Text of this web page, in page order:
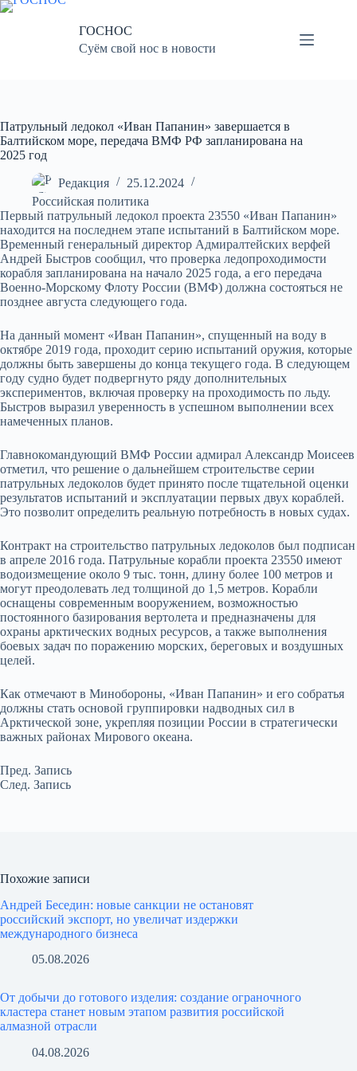
Перейти
ГОСНОС
Суём свой нос в новости
Патрульный ледокол «Иван Папанин» завершается в
Балтийском море, передача ВМФ РФ запланирована на
2025 год
Редакция
25.12.2024
Российская политика
Первый патрульный ледокол проекта 23550 «Иван Папанин»
находится на последнем этапе испытаний в Балтийском море.
Временный генеральный директор Адмиралтейских верфей
Андрей Быстров сообщил, что проверка ледопроходимости
корабля запланирована на начало 2025 года, а его передача
Военно-Морскому Флоту России (ВМФ) должна состояться не
позднее августа следующего года.
На данный момент «Иван Папанин», спущенный на воду в
октябре 2019 года, проходит серию испытаний оружия, которые
должны быть завершены до конца текущего года. В следующем
году судно будет подвергнуто ряду дополнительных
экспериментов, включая проверку на проходимость по льду.
Быстров выразил уверенность в успешном выполнении всех
намеченных планов.
Главнокомандующий ВМФ России адмирал Александр Моисеев
отметил, что решение о дальнейшем строительстве серии
патрульных ледоколов будет принято после тщательной оценки
результатов испытаний и эксплуатации первых двух кораблей.
Это позволит определить реальную потребность в новых судах.
Контракт на строительство патрульных ледоколов был подписан
в апреле 2016 года. Патрульные корабли проекта 23550 имеют
водоизмещение около 9 тыс. тонн, длину более 100 метров и
могут преодолевать лед толщиной до 1,5 метров. Корабли
оснащены современным вооружением, возможностью
постоянного базирования вертолета и предназначены для
охраны арктических водных ресурсов, а также выполнения
боевых задач по поражению морских, береговых и воздушных
целей.
Как отмечают в Минобороны, «Иван Папанин» и его собратья
должны стать основой группировки надводных сил в
Арктической зоне, укрепляя позиции России в стратегически
важных районах Мирового океана.
Пред. Запись
След. Запись
Похожие записи
Андрей Беседин: новые санкции не остановят
российский экспорт, но увеличат издержки
международного бизнеса
05.08.2026
От добычи до готового изделия: создание ограночного
кластера станет новым этапом развития российской
алмазной отрасли
04.08.2026